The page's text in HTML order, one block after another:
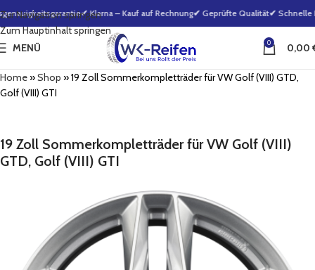
Zur Navigation springen
Zum Hauptinhalt springen
✔ Klarna – Kauf auf Rechnung✔ Geprüfte Qualität✔ Schnelle
MENÜ 0 0,00
Home»Shop »19 Zoll Sommerkompletträder für VW Golf (VIII) GTD,
Golf (VIII) GTI
19 Zoll Sommerkompletträder für VW Golf (VIII)
GTD, Golf (VIII) GTI